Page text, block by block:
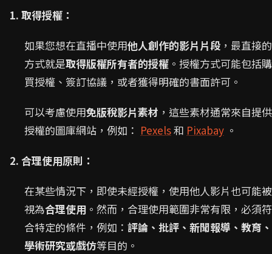
1. 取得授權：
如果您想在直播中使用他人創作的影片片段 ，最直接的
方式就是取得版權所有者的授權 。授權方式可能包括購
買授權、簽訂協議，或者獲得明確的書面許可。
可以考慮使用免版稅影片素材 ，這些素材通常來自提供
授權的圖庫網站，例如： Pexels和 Pixabay 。
2. 合理使用原則：
在某些情況下，即使未經授權，使用他人影片也可能被
視為合理使用 。然而，合理使用範圍非常有限，必須符
合特定的條件，例如： 評論、批評、新聞報導、教育、
學術研究或戲仿等目的。